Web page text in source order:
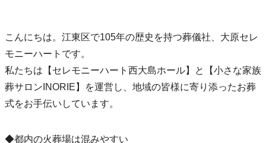
こんにちは。江東区で105年の歴史を持つ葬儀社、大原セレ
モニーハートです。
私たちは【セレモニーハート西大島ホール】と【小さな家族
葬サロンINORIE】を運営し、地域の皆様に寄り添ったお葬
式をお手伝いしています。
◆都内の火葬場は混みやすい